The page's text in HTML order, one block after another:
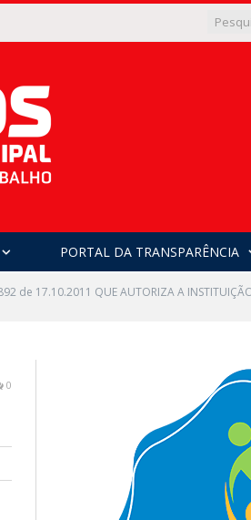
PORTAL DA TRANSPARÊNCIA
de 17.10.2011 QUE AUTORIZA A
0